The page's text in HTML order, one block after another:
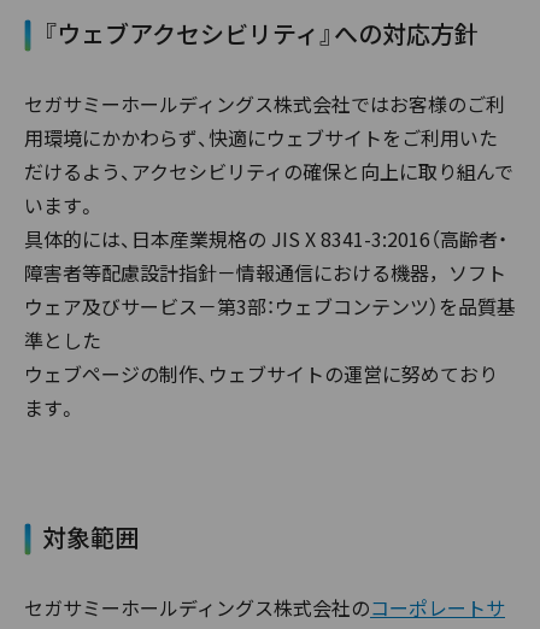
『ウェブアクセシビリティ』への対応方針
セガサミーホールディングス株式会社ではお客様のご利
用環境にかかわらず、快適にウェブサイトをご利用いた
だけるよう、アクセシビリティの確保と向上に取り組んで
います。
具体的には、日本産業規格の JIS X 8341-3:2016（高齢者・
障害者等配慮設計指針－情報通信における機器，ソフト
ウェア及びサービス－第3部：ウェブコンテンツ）を品質基
準とした
ウェブページの制作、ウェブサイトの運営に努めており
ます。
対象範囲
セガサミーホールディングス株式会社のコーポレートサ